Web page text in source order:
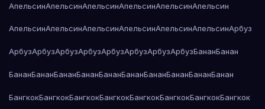
АпельсинАпельсинАпельсинАпельсинАпельсинАпельсин
АпельсинАпельсинАпельсинАпельсинАпельсинАпельсинАрбуз
АрбузАрбузАрбузАрбузАрбузАрбузАрбузАрбузБананБанан
БананБананБананБананБананБананБананБананБананБанан
БангкокБангкокБангкокБангкокБангкокБангкокБангкокБангкок